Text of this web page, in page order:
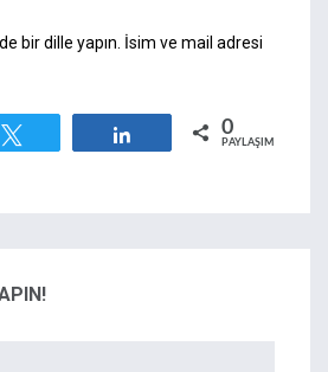
bir dille yapın. İsim ve mail adresi
0
PAYLAŞIMLAR